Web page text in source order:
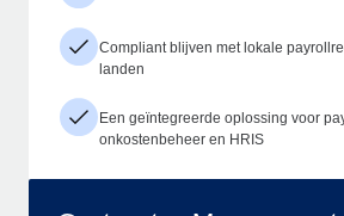
Compliant blijven met lokale
landen
Een geïntegreerde oplossing voor
onkostenbeheer en HRIS